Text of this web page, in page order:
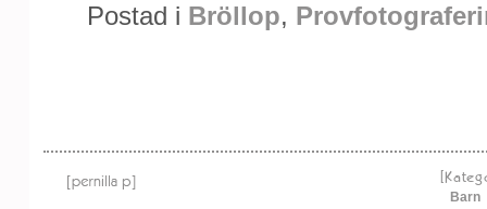
Postad i Bröllop,
Barn